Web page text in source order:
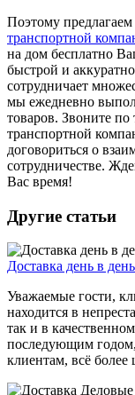
Поэтому
транспортной
на дом бесплатно
быстрой и
сотрудничает
мы ежедневно
товаров. Звоните
транспортной
договориться о
сотрудничестве.
Вас время!
Другие статьи
Доставка день в день
Уважаемые гости,
находится в
так и в
последующим
клиентам, всё